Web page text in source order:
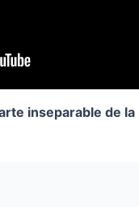
inseparable de